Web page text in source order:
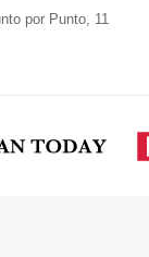
por Punto, 11